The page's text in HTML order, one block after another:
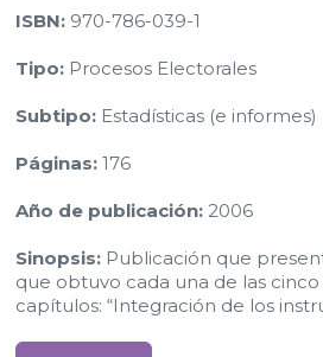
ISBN:970-786-039-1
Tipo:Procesos Electorales
Subtipo:Estadísticas (e informes)
Páginas:176
Año de publicación:2006
Sinopsis:Publicación que
que obtuvo cada una de las
capítulos: “Integración de los